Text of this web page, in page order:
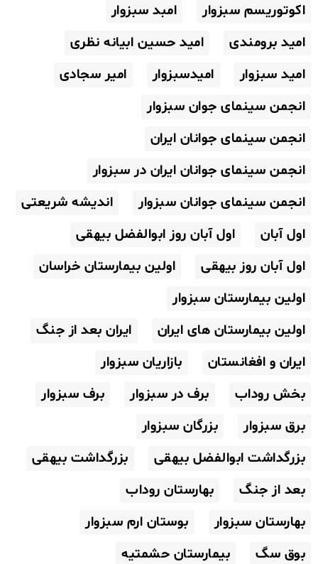
اکوتوریسم سبزوار
امبد سبزوار
امید برومندی
امید حسین ابیانه نظری
امید سبزوار
امیدسبزوار
امیر سجادی
انجمن سینمای جوان سبزوار
انجمن سینمای جوانان ایران
انجمن سینمای جوانان ایران در سبزوار
انجمن سینمای جوانان سبزوار
اندیشه شریعتی
اول آبان
اول آبان روز ابوالفضل بیهقی
اول آبان روز بیهقی
اولین بیمارستان خراسان
اولین بیمارستان سبزوار
اولین بیمارستان های ایران
ایران بعد از جنگ
ایران و افغانستان
بازاریان سبزوار
بخش روداب
برف در سبزوار
برف سبزوار
برق سبزوار
بزرگان سبزوار
بزرگداشت ابوالفضل بیهقی
بزرگداشت بیهقی
بعد از جنگ
بهارستان روداب
بهارستان سبزوار
بوستان ارم سبزوار
بوق سگ
بیمارستان حشمتیه